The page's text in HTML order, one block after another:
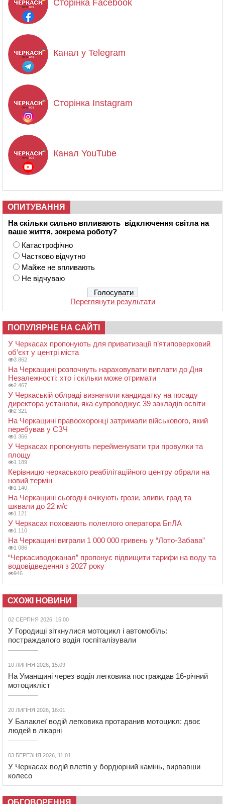
Сторінка Facebook
Канал у Telegram
Сторінка Instagram
Канал YouTube
ОПИТУВАННЯ
На скільки сильно впливають відключення світла на
ваше життя, зокрема роботу?
Катастрофічно
Частково відчутно
Майже не впливають
Не відчуваю
Переглянути результати
ПОПУЛЯРНЕ НА САЙТІ
У Черкасах пропонують для приватизації п’ятиповерховий
об’єкт у центрі міста
3 862
На Черкащині розпочнуть нараховувати виплати до Дня
Незалежності: хто і скільки може отримати
2 467
У Черкаській облраді визначили кандидатку на посаду
директора установи, яка супроводжує 39 закладів освіти
2 321
На Черкащині правоохоронці затримали військового, який
перебував у СЗЧ
1 366
У Черкасах пропонують перейменувати три провулки та
площу
1 189
Керівницю черкаського реабілітаційного центру обрали на
новий термін
1 140
На Черкащині сьогодні очікують грози, зливи, град та
шквали до 22 м/с
1 121
У Черкасах поховають полеглого оператора БпЛА
1 110
На Черкащині виграли 1 000 000 гривень у “Лото-Забава”
1 086
“Черкасиводоканал” пропонує підвищити тарифи на воду та
водовідведення з 2027 року
946
СХОЖІ НОВИНИ
02 СЕРПНЯ 2026, 15:00
У Городищі зіткнулися мотоцикл і автомобіль:
постраждалого водія госпіталізували
10 ЛИПНЯ 2026, 15:09
На Уманщині через водія легковика постраждав 16-річний
мотоцикліст
20 ЛИПНЯ 2026, 16:01
У Балаклеї водій легковика протаранив мотоцикл: двоє
людей в лікарні
03 БЕРЕЗНЯ 2026, 11:01
У Черкасах водій влетів у бордюрний камінь, вирвавши
колесо
ОБГОВОРЕННЯ